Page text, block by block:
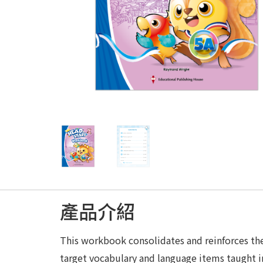
產品介紹
This workbook consolidates and reinforces
target vocabulary and language items taught